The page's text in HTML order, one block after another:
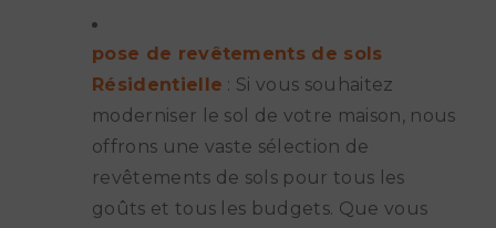
pose de revêtements de sols
Résidentielle : Si vous souhaitez
moderniser le sol de votre maison, nous
offrons une vaste sélection de
revêtements de sols pour tous les
goûts et tous les budgets. Que vous